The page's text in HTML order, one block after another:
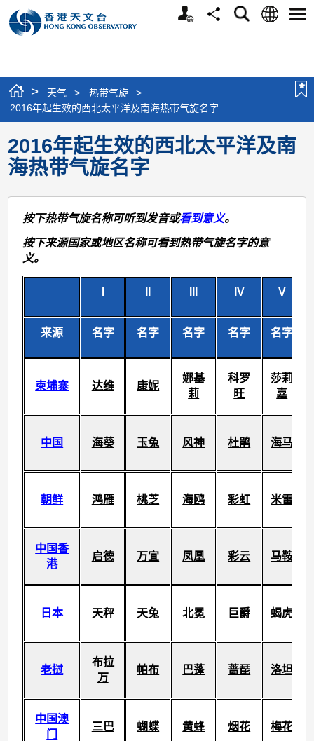
个
分
搜
语
选
> 天气 > 热带气旋
>
2016年起生效的西北太平洋及南海热带气旋名字
2016年起生效的西北太平洋及南
海热带气旋名字
按下热带气旋名称可听到发音或看到意义。
按下来源国家或地区名称可看到热带气旋名字的意
义。
IV V
来源 名字 名字 名字 名字 名字
柬埔寨 达维 康妮
娜基
莉
科罗
旺
莎莉
嘉
中国 海葵 玉兔 风神 杜鹃 海马
朝鲜 鸿雁 桃芝 海鸥 彩虹 米雷
中国香
港
启德 万宜 凤凰 彩云 马鞍
日本 天秤 天兔 北冕 巨爵 蝎虎
老挝
布拉
万
帕布 巴蓬 蔷琵 洛坦
中国澳
门
三巴 蝴蝶 黄蜂 烟花 梅花